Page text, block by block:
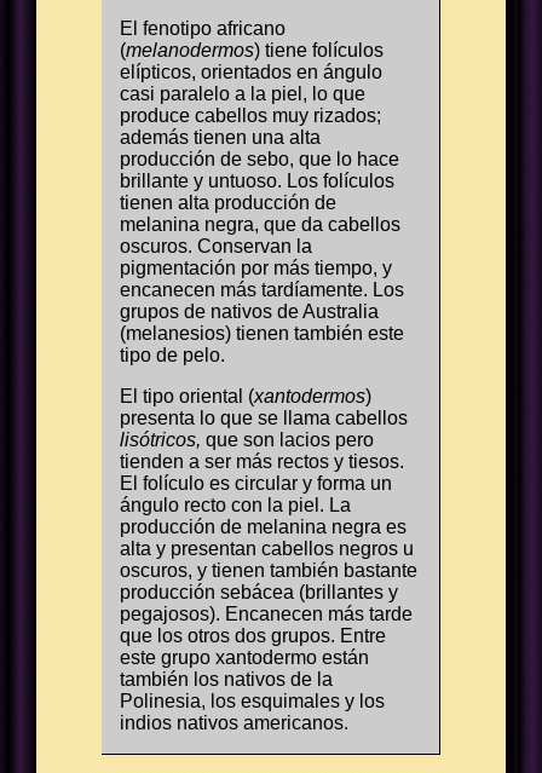
El fenotipo africano
(melanodermos) tiene folículos
elípticos, orientados en ángulo
casi paralelo a la piel, lo que
produce cabellos muy rizados;
además tienen una alta
producción de sebo, que lo hace
brillante y untuoso. Los folículos
tienen alta producción de
melanina negra, que da cabellos
oscuros. Conservan la
pigmentación por más tiempo, y
encanecen más tardíamente. Los
grupos de nativos de Australia
(melanesios) tienen también este
tipo de pelo.
El tipo oriental (xantodermos)
presenta lo que se llama cabellos
lisótricos,que son lacios pero
tienden a ser más rectos y tiesos.
El folículo es circular y forma un
ángulo recto con la piel. La
producción de melanina negra es
alta y presentan cabellos negros u
oscuros, y tienen también bastante
producción sebácea (brillantes y
pegajosos). Encanecen más tarde
que los otros dos grupos. Entre
este grupo xantodermo están
también los nativos de la
Polinesia, los esquimales y los
indios nativos americanos.